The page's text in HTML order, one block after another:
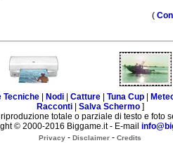
(
Tecniche Nodi Catture Tuna Cup
Racconti| Salva Schermo]
totale o parziale di testo e foto
© 2000-2016 Biggame.it - E-mail
Privacy - Disclaimer - Credits